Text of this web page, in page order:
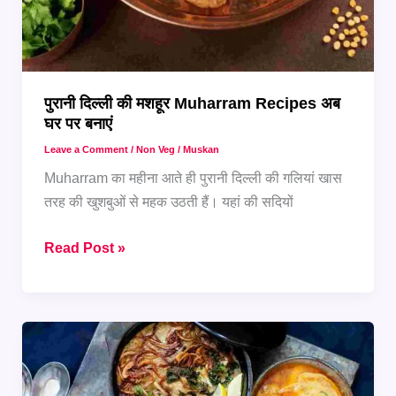
पुरानी दिल्ली की मशहूर Muharram Recipes अब
घर पर बनाएं
Leave a Comment / Non Veg / Muskan
Muharram का महीना आते ही पुरानी दिल्ली की गलियां खास
तरह की खुशबुओं से महक उठती हैं। यहां की सदियों
पुरानी
मशहूर
Muharram
Recipes
अब
Read Post »